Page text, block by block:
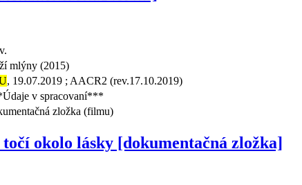
mlýny (2015)
, 19.07.2019 ; AACR2 (rev.17.10.2019)
v spracovaní***
zložka (filmu)
točí okolo lásky [dokumentačná zložka]